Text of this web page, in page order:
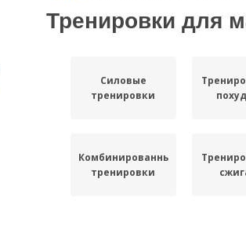
Тренировки для
Силовые
тренировки
Комбинированные
тренировки